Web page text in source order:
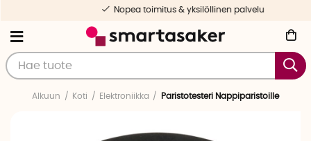
Nopea toimitus & yksilöllinen palvelu
Alkuun Koti Elektroniikka Paristotesteri Nappiparistoille